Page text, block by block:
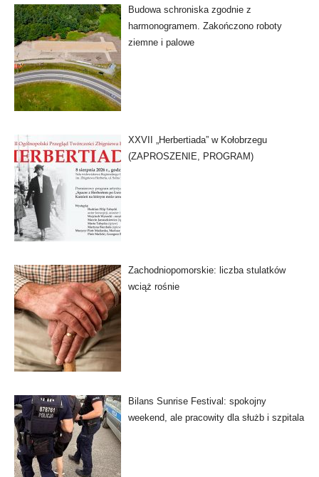
Budowa schroniska zgodnie z
harmonogramem. Zakończono roboty
ziemne i palowe
XXVII „Herbertiada” w Kołobrzegu
(ZAPROSZENIE, PROGRAM)
Zachodniopomorskie: liczba stulatków
wciąż rośnie
Bilans Sunrise Festival: spokojny
weekend, ale pracowity dla służb i szpitala